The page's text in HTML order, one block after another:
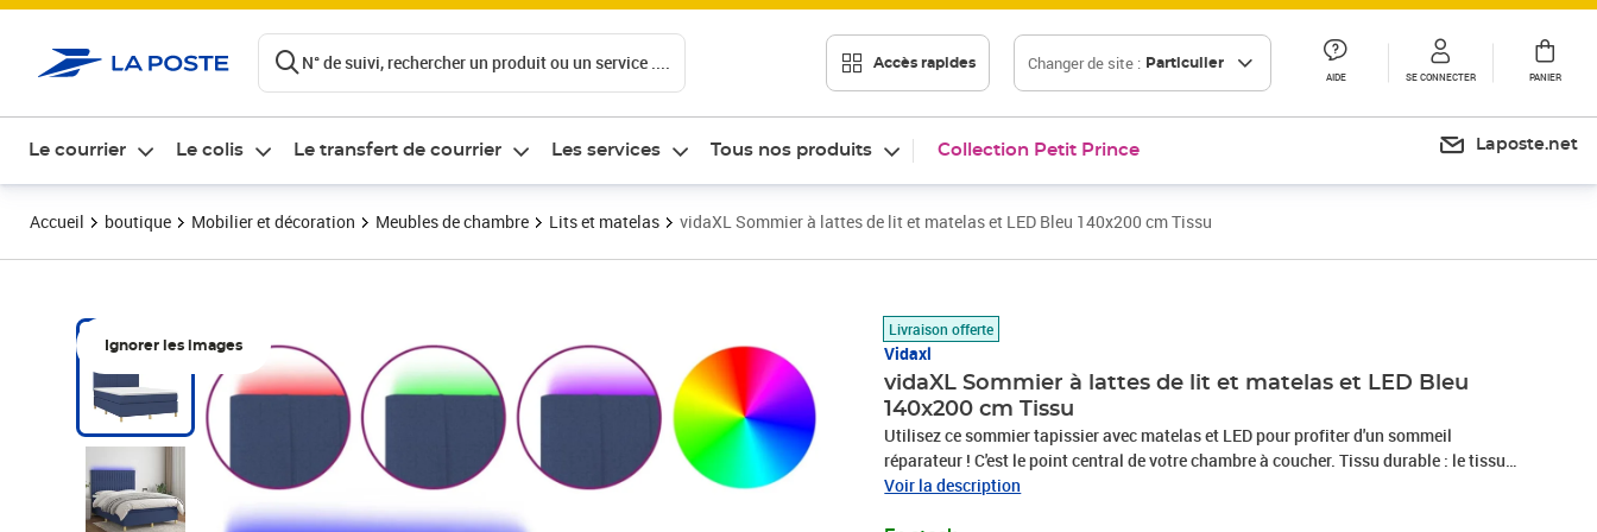
N° de suivi, rechercher un produit ou un service .... Accès rapides Changer de site : Particulier
AIDE SE CONNECTER PANIER
Le courrier Le colis Le transfert de courrier Les services Tous nos produits Collection Petit Prince Laposte.net
Accueil boutique Mobilier et décoration Meubles de chambre Lits et matelas vidaXL Sommier à lattes de lit et matelas et LED Bleu 140x200 cm Tissu
Ignorer les images
Livraison offerte
Vidaxl
vidaXL Sommier à lattes de lit et matelas et LED Bleu
140x200 cm Tissu
Utilisez ce sommier tapissier avec matelas et LED pour profiter d'un sommeil
réparateur ! C'est le point central de votre chambre à coucher. Tissu durable : le tissu
présente un aspect simple et épuré, et il est respirant et durable.Tête de lit pratique : la
Voir la description
Prix 576,89€